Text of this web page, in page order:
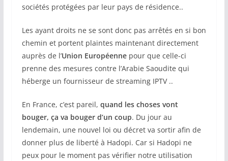
sociétés protégées par leur pays de résidence..
Les ayant droits ne se sont donc pas arrêtés en si bon
chemin et portent plaintes maintenant directement
auprès de l’Union Européennepour que celle-ci
prenne des mesures contre l’Arabie Saoudite qui
héberge un fournisseur de streaming IPTV ..
En France, c’est pareil, quand les choses vont
bouger, ça va bouger d’un coup. Du jour au
lendemain, une nouvel loi ou décret va sortir afin de
donner plus de liberté à Hadopi. Car si Hadopi ne
peux pour le moment pas vérifier notre utilisation